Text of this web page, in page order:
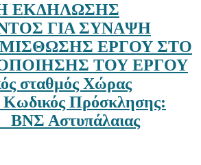
ΕΚΔΗΛΩΣΗΣ
ΓΙΑ ΣΥΝΑΨΗ
ΕΡΓΟΥ ΣΤΟ
ΤΟΥ ΕΡΓΟΥ
σταθμός Χώρας
Κωδικός Πρόσκλησης:
ΒΝΣ Αστυπάλαιας